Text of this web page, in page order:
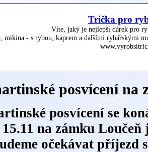
Trička pro
Víte, jaký je nejlepší dárek pro
mikina - s rybou, kaprem a dalšími rybářskými
posvícení na
posvícení se
na zámku
očekávat příjezd